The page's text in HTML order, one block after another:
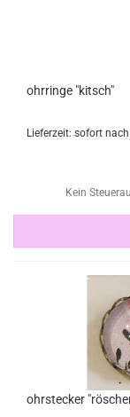
ohrringe "kitsch"
Lieferzeit: sofort
Kein
ohrstecker